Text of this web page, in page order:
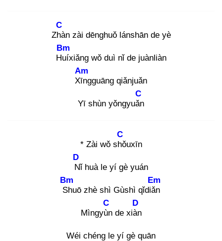
Zhà
C
n zài dēnghuǒ lánshān de yè
Huí
Bm
xiǎng wǒ duì nǐ de juànliàn
Xīn
Am
gguāng qiǎnjuǎn
Yī shùn yǒngyuǎn
C
* Zài wǒ shǒ
C
uxīn
Nǐ
D
huà le yí gè yuán
Sh
Bm
uō zhè shì Gùshì qǐdiǎn
Em
Mìngyùn
C
de xiàn
D
Wéi chéng le yí gè quān